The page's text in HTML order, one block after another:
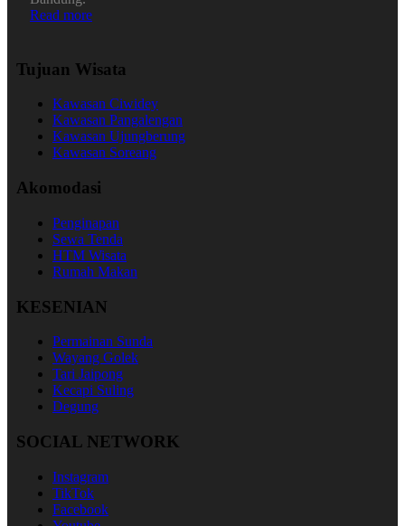
Read more
Tujuan Wisata
Kawasan Ciwidey
Kawasan Pangalengan
Kawasan Ujungberung
Kawasan Soreang
Akomodasi
Penginapan
Sewa Tenda
HTM Wisata
Rumah Makan
KESENIAN
Permainan Sunda
Wayang Golek
Tari Jaipong
Kecapi Suling
Degung
SOCIAL NETWORK
Instagram
TikTok
Facebook